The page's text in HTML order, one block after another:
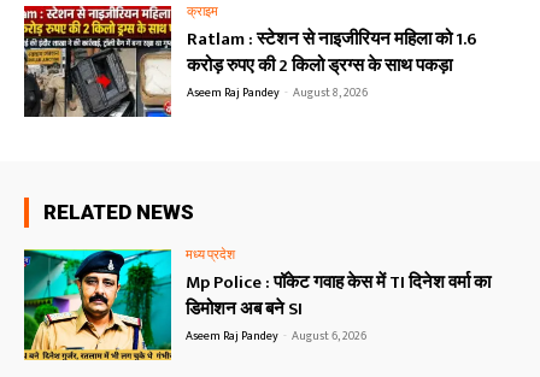
क्राइम
Ratlam : स्टेशन से नाइजीरियन महिला को 1.6
करोड़ रुपए की 2 किलो ड्रग्स के साथ पकड़ा
Aseem Raj Pandey - August 8, 2026
RELATED NEWS
मध्य प्रदेश
Mp Police : पॉकेट गवाह केस में TI दिनेश वर्मा का
डिमोशन अब बने SI
Aseem Raj Pandey - August 6, 2026